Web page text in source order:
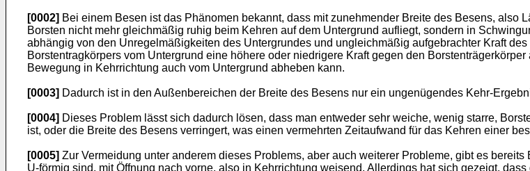
[0002] Bei einem Besen ist das Phänomen bekannt, dass mit zunehmender Breite des Besens, also
Borsten nicht mehr gleichmäßig ruhig beim Kehren auf dem Untergrund aufliegt, sondern in
abhängig von den Unregelmäßigkeiten des Untergrundes und ungleichmäßig aufgebrachter Kraft
Borstentragkörpers vom Untergrund eine höhere oder niedrigere Kraft gegen den
Bewegung in Kehrrichtung auch vom Untergrund abheben kann.
[0003] Dadurch ist in den Außenbereichen der Breite des Besens nur ein ungenügendes Kehr-
[0004] Dieses Problem lässt sich dadurch lösen, dass man entweder sehr weiche, wenig starre,
ist, oder die Breite des Besens verringert, was einen vermehrten Zeitaufwand für das Kehren einer
[0005] Zur Vermeidung unter anderem dieses Problems, aber auch weiterer Probleme, gibt es
U-förmig sind, mit Öffnung nach vorne, also in Kehrrichtung weisend. Allerdings hat sich gezeigt,